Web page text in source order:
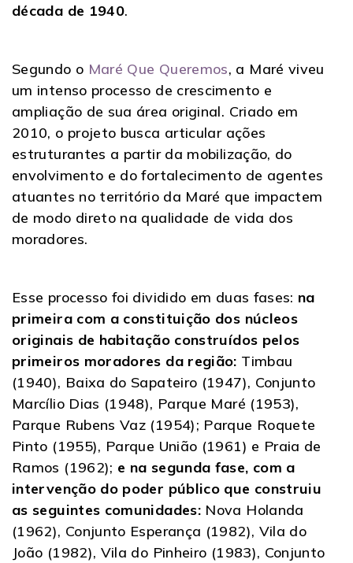
década de 1940.
Segundo o Maré Que Queremos, a Maré viveu
um intenso processo de crescimento e
ampliação de sua área original. Criado em
2010, o projeto busca articular ações
estruturantes a partir da mobilização, do
envolvimento e do fortalecimento de agentes
atuantes no território da Maré que impactem
de modo direto na qualidade de vida dos
moradores.
Esse processo foi dividido em duas fases: na
primeira com a constituição dos núcleos
originais de habitação construídos pelos
primeiros moradores da região: Timbau
(1940), Baixa do Sapateiro (1947), Conjunto
Marcílio Dias (1948), Parque Maré (1953),
Parque Rubens Vaz (1954); Parque Roquete
Pinto (1955), Parque União (1961) e Praia de
Ramos (1962); e na segunda fase, com a
intervenção do poder público que construiu
as seguintes comunidades: Nova Holanda
(1962), Conjunto Esperança (1982), Vila do
João (1982), Vila do Pinheiro (1983), Conjunto